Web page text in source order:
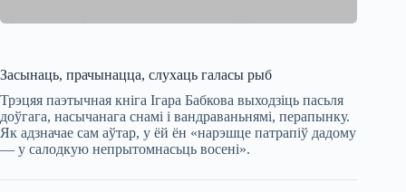
Засынаць, прачынацца, слухаць галасы рыб
Трэцяя паэтычная кніга Ігара Бабкова выходзіць пасьля
доўгага, насычанага снамі і вандраваньнямі, перапынку.
Як адзначае сам аўтар, у ёй ён «нарэшце патрапіў дадому
— у салодкую непрытомнасьць восені».